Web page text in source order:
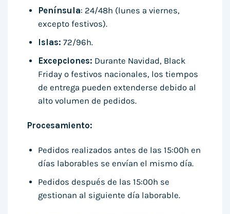
Península: 24/48h (lunes a viernes,
excepto festivos).
Islas: 72/96h.
Excepciones: Durante Navidad, Black
Friday o festivos nacionales, los tiempos
de entrega pueden extenderse debido al
alto volumen de pedidos.
Procesamiento:
Pedidos realizados antes de las 15:00h en
días laborables se envían el mismo día.
Pedidos después de las 15:00h se
gestionan al siguiente día laborable.